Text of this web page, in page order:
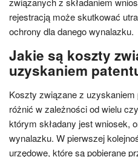
rejestracją może skutkować
ochrony dla danego wynalazku.
Jakie są koszty
uzyskaniem
Koszty związane z
różnić w zależności od wielu
którym składany jest wniosek,
wynalazku. W pierwszej
urzędowe, które są pobierane